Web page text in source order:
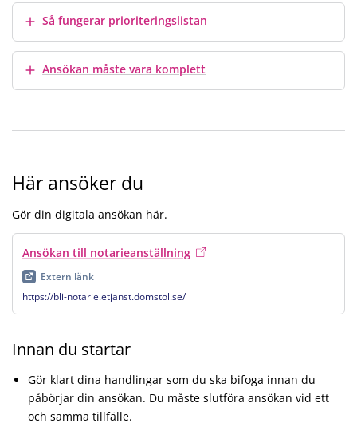
Visa merSå fungerar prioriteringslistan
Visa merAnsökan måste vara komplett
Här ansöker du
Gör din digitala ansökan här.
Ansökan till notarieanställning , extern länk
Extern länk
https://bli-notarie.etjanst.domstol.se/
Innan du startar
Gör klart dina handlingar som du ska bifoga innan du
påbörjar din ansökan. Du måste slutföra ansökan vid ett
och samma tillfälle.